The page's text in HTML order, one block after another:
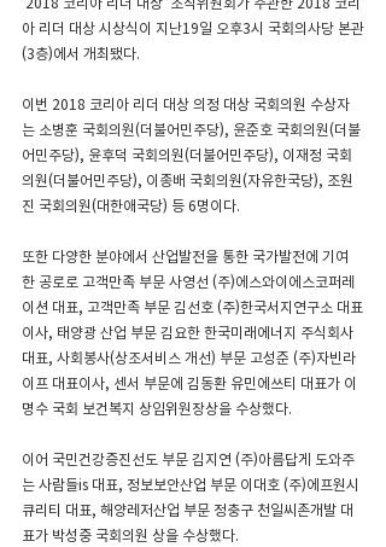
아 리더 대상 시상식이 지난19일 오후3시 국회의사당 본관
(3층)에서 개최됐다.
이번 2018 코리아 리더 대상 의정 대상 국회의원 수상자
는 소병훈 국회의원(더불어민주당), 윤준호 국회의원(더불
어민주당), 윤후덕 국회의원(더불어민주당), 이재정 국회
의원(더불어민주당), 이종배 국회의원(자유한국당), 조원
진 국회의원(대한애국당) 등 6명이다.
또한 다양한 분야에서 산업발전을 통한 국가발전에 기여
한 공로로 고객만족 부문 사영선 (주)에스와이에스코퍼레
이션 대표, 고객만족 부문 김선호 (주)한국서지연구소 대표
이사, 태양광 산업 부문 김요한 한국미래에너지 주식회사
대표, 사회봉사(상조서비스 개선) 부문 고성준 (주)자빈라
이프 대표이사, 센서 부문에 김동환 유민에쓰티 대표가 이
명수 국회 보건복지 상임위원장상을 수상했다.
이어 국민건강증진선도 부문 김지연 (주)아름답게 도와주
는 사람들is 대표, 정보보안산업 부문 이대호 (주)에프원시
큐리티 대표, 해양레저산업 부문 정충구 천일씨존개발 대
표가 박성중 국회의원 상을 수상했다.